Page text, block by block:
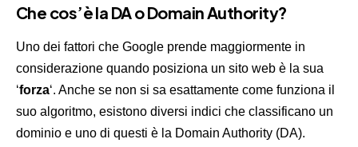
Che cos’è la DA o Domain Authority?
Uno dei fattori che Google prende maggiormente in
considerazione quando posiziona un sito web è la sua
‘forza‘. Anche se non si sa esattamente come funziona il
suo algoritmo, esistono diversi indici che classificano un
dominio e uno di questi è la Domain Authority (DA).